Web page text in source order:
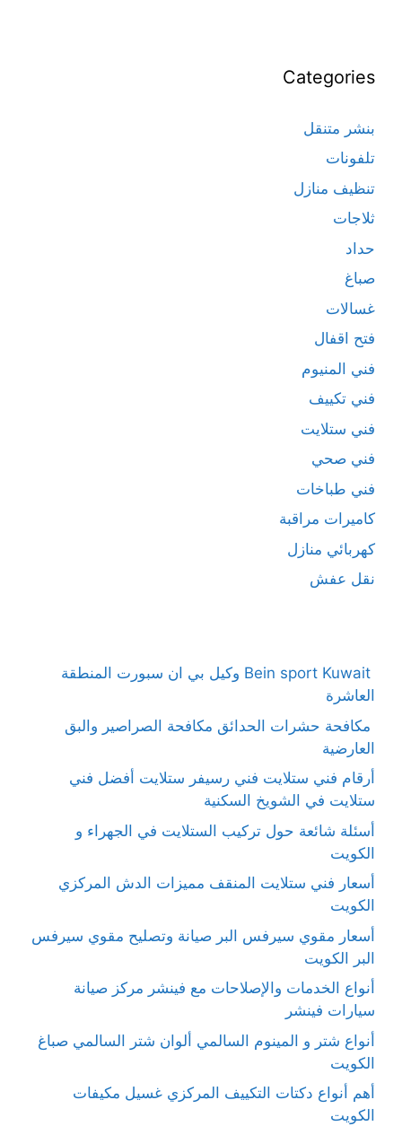
Categories
بنشر متنقل
تلفونات
تنظيف منازل
ثلاجات
حداد
صباغ
غسالات
فتح اقفال
فني المنيوم
فني تكييف
فني ستلايت
فني صحي
فني طباخات
كاميرات مراقبة
كهربائي منازل
نقل عفش
Bein sport Kuwait وكيل بي ان سبورت المنطقة
العاشرة
مكافحة حشرات الحدائق مكافحة الصراصير والبق
العارضية
أرقام فني ستلايت فني رسيفر ستلايت أفضل فني
ستلايت في الشويخ السكنية
أسئلة شائعة حول تركيب الستلايت في الجهراء و
الكويت
أسعار فني ستلايت المنقف مميزات الدش المركزي
الكويت
أسعار مقوي سيرفس البر صيانة وتصليح مقوي سيرفس
البر الكويت
أنواع الخدمات والإصلاحات مع فينشر مركز صيانة
سيارات فينشر
أنواع شتر و المينوم السالمي ألوان شتر السالمي صباغ
الكويت
أهم أنواع دكتات التكييف المركزي غسيل مكيفات
الكويت